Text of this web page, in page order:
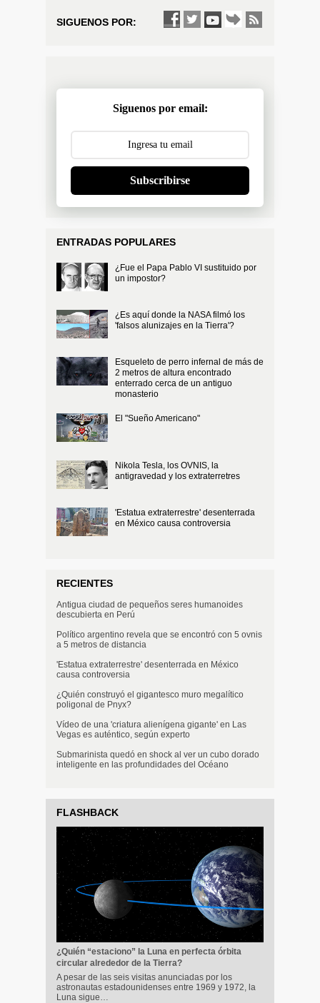
SIGUENOS POR:
Siguenos por email:
Subscribirse
ENTRADAS POPULARES
¿Fue el Papa Pablo VI sustituido por
un impostor?
¿Es aquí donde la NASA filmó los
'falsos alunizajes en la Tierra'?
Esqueleto de perro infernal de más de
2 metros de altura encontrado
enterrado cerca de un antiguo
monasterio
El "Sueño Americano"
Nikola Tesla, los OVNIS, la
antigravedad y los extraterretres
'Estatua extraterrestre' desenterrada
en México causa controversia
RECIENTES
Antigua ciudad de pequeños seres humanoides
descubierta en Perú
Político argentino revela que se encontró con 5 ovnis
a 5 metros de distancia
'Estatua extraterrestre' desenterrada en México
causa controversia
¿Quién construyó el gigantesco muro megalítico
poligonal de Pnyx?
Vídeo de una 'criatura alienígena gigante' en Las
Vegas es auténtico, según experto
Submarinista quedó en shock al ver un cubo dorado
inteligente en las profundidades del Océano
FLASHBACK
¿Quién “estaciono” la Luna en perfecta órbita
circular alrededor de la Tierra?
A pesar de las seis visitas anunciadas por los
astronautas estadounidenses entre 1969 y 1972, la
Luna sigue…